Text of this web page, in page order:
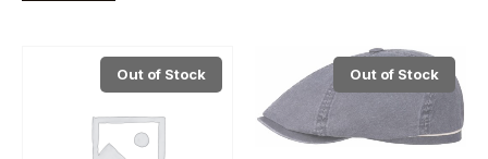
Out of Stock Out of Stock